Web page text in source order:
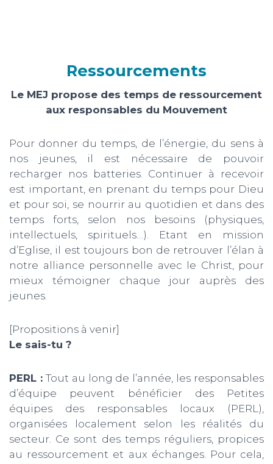
Ressourcements
Le MEJ propose des temps de ressourcement
aux responsables du Mouvement
Pour donner du temps, de l’énergie, du sens à
nos jeunes, il est nécessaire de pouvoir
recharger nos batteries. Continuer à recevoir
est important, en prenant du temps pour Dieu
et pour soi, se nourrir au quotidien et dans des
temps forts, selon nos besoins (physiques,
intellectuels, spirituels…). Etant en mission
d’Eglise, il est toujours bon de retrouver l’élan à
notre alliance personnelle avec le Christ, pour
mieux témoigner chaque jour auprès des
jeunes.
[Propositions à venir]
Le sais-tu ?
PERL :Tout au long de l’année, les responsables
d’équipe peuvent bénéficier des Petites
équipes des responsables locaux (PERL),
organisées localement selon les réalités du
secteur. Ce sont des temps réguliers, propices
au ressourcement et aux échanges. Pour cela,